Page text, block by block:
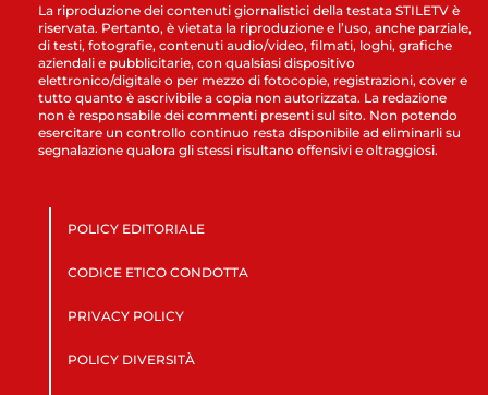
La riproduzione dei contenuti giornalistici della testata STILETV è
riservata. Pertanto, è vietata la riproduzione e l’uso, anche parziale,
di testi, fotografie, contenuti audio/video, filmati, loghi, grafiche
aziendali e pubblicitarie, con qualsiasi dispositivo
elettronico/digitale o per mezzo di fotocopie, registrazioni, cover e
tutto quanto è ascrivibile a copia non autorizzata. La redazione
non è responsabile dei commenti presenti sul sito. Non potendo
esercitare un controllo continuo resta disponibile ad eliminarli su
segnalazione qualora gli stessi risultano offensivi e oltraggiosi.
POLICY EDITORIALE
CODICE ETICO CONDOTTA
PRIVACY POLICY
POLICY DIVERSITÀ